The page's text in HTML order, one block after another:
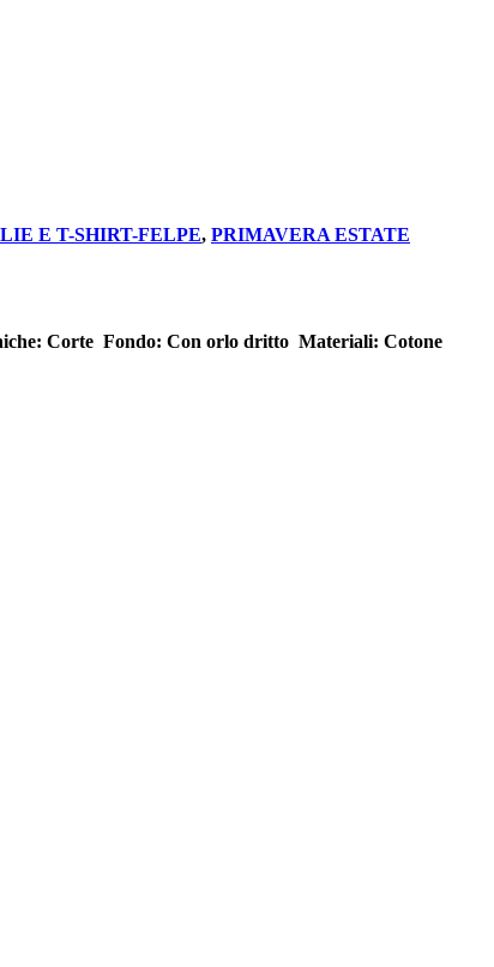
E T-SHIRT-FELPE, PRIMAVERA ESTATE
Corte  Fondo: Con orlo dritto  Materiali: Cotone 